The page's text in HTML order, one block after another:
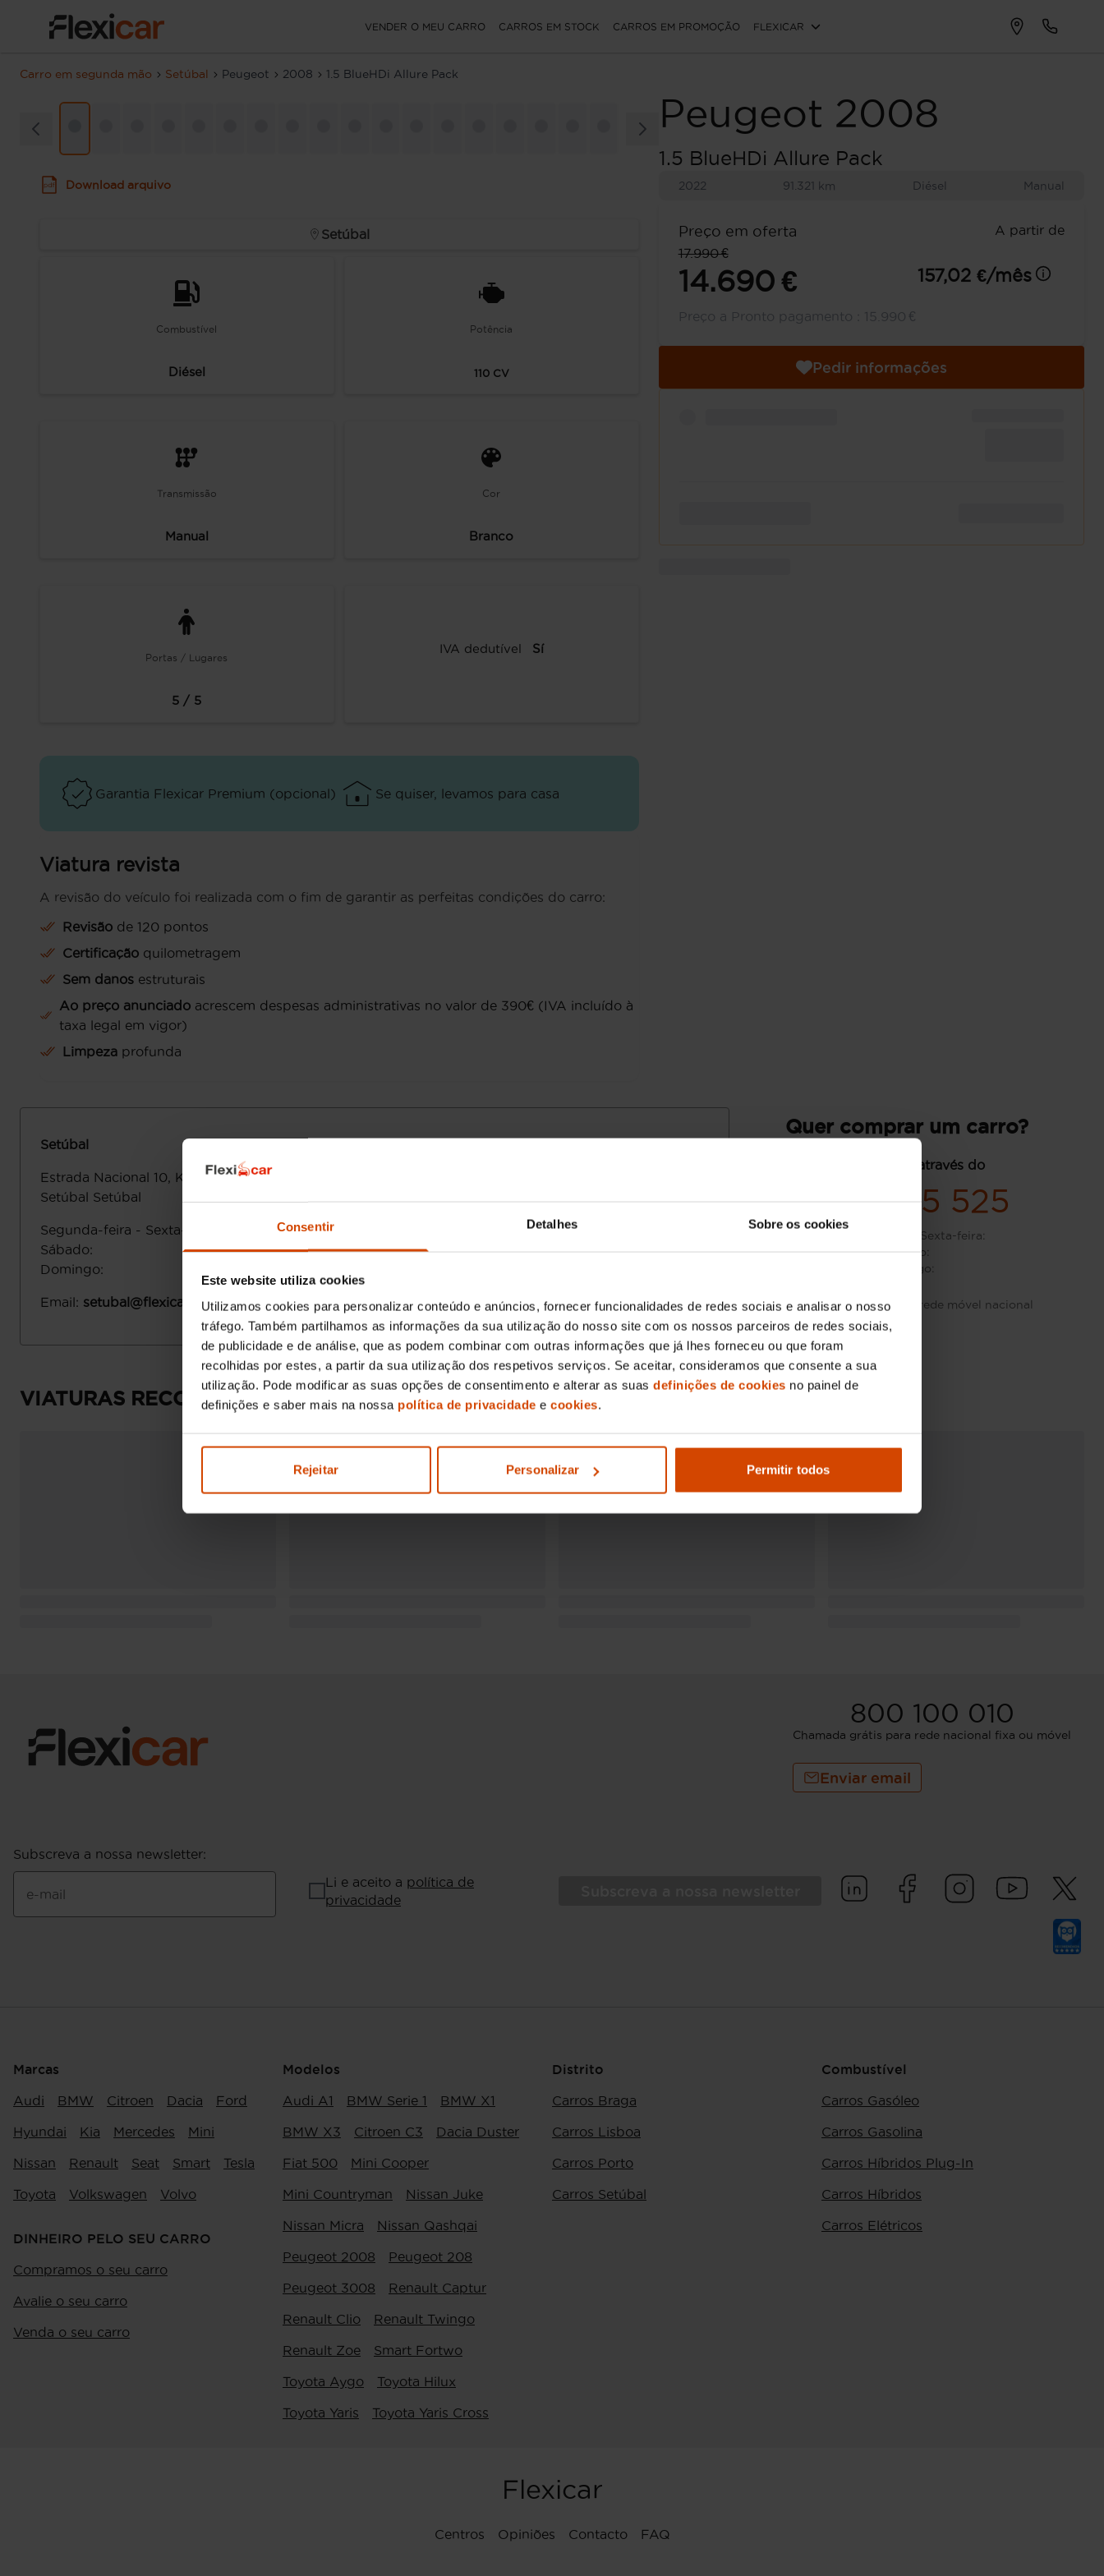
Consentir Detalhes Sobre os cookies
Este website utiliza cookies
Utilizamos cookies para personalizar conteúdo e anúncios, fornecer funcionalidades de redes sociais e analisar o nosso
tráfego. Também partilhamos as informações da sua utilização do nosso site com os nossos parceiros de redes sociais,
de publicidade e de análise, que as podem combinar com outras informações que já lhes forneceu ou que foram
recolhidas por estes, a partir da sua utilização dos respetivos serviços. Se aceitar, consideramos que consente a sua
utilização. Pode modificar as suas opções de consentimento e alterar as suas definições de cookies no painel de
definições e saber mais na nossa política de privacidade e cookies.
Rejeitar Personalizar Permitir todos
VENDER O MEU CARRO CARROS EM STOCK CARROS EM PROMOÇÃO FLEXICAR
Carro em segunda mão Setúbal Peugeot 2008 1.5 BlueHDi Allure Pack
Peugeot 2008
1.5 BlueHDi Allure Pack
2022 91.321 km Diésel Manual
Preço em oferta
A partir de
17.990 €
14.690 € 157,02 €/mês
Preço a Pronto pagamento : 15.990 €
Pedir informações
Download arquivo
Setúbal
Combustível
Diésel
Potência
110CV
Transmissão
Manual
Cor
Branco
Portas / Lugares
5 / 5
IVA dedutível Sí
Garantia Flexicar Premium (opcional) Se quiser, levamos para casa
Viatura revista
A revisão do veículo foi realizada com o fim de garantir as perfeitas condições do carro:
Revisão de 120 pontos
Certificação quilometragem
Sem danos estruturais
Ao preço anunciado acrescem despesas administrativas no valor de 390€ (IVA incluído à
taxa legal em vigor)
Limpeza profunda
Setúbal
Estrada Nacional 10, Km 42 2910-845
Setúbal Setúbal
Segunda-feira - Sexta-feira
Sábado:
Domingo:
Email: setubal@flexicar.pt
Quer comprar um carro?
contacte-nos através do
939 965 525
Segunda-feira - Sexta-feira:
Sábado:
Domingo:
Custo de chamada para rede móvel nacional
VIATURAS RECOMENDADAS
800 100 010
Chamada grátis para rede nacional fixa ou móvel
Enviar email
Subscreva a nossa newsletter:
e-mail
Li e aceito a política de
privacidade
Marcas
Audi BMW Citroen Dacia Ford
Hyundai Kia Mercedes Mini
Nissan Renault Seat Smart Tesla
Toyota Volkswagen Volvo
DINHEIRO PELO SEU CARRO
Compramos o seu carro
Avalie o seu carro
Venda o seu carro
Modelos
Audi A1 BMW Serie 1 BMW X1
BMW X3 Citroen C3 Dacia Duster
Fiat 500 Mini Cooper
Mini Countryman Nissan Juke
Nissan Micra Nissan Qashqai
Peugeot 2008 Peugeot 208
Peugeot 3008 Renault Captur
Renault Clio Renault Twingo
Renault Zoe Smart Fortwo
Toyota Aygo Toyota Hilux
Toyota Yaris Toyota Yaris Cross
Distrito
Carros Braga
Carros Lisboa
Carros Porto
Carros Setúbal
Combustível
Carros Gasóleo
Carros Gasolina
Carros Híbridos Plug-In
Carros Híbridos
Carros Elétricos
Flexicar
Centros Opiniões Contacto FAQ